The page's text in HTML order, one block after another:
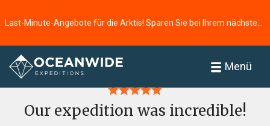
Menü
Startseite
Our expedition was incredible!